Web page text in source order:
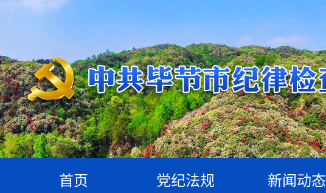
首页 党纪法规 新闻动态